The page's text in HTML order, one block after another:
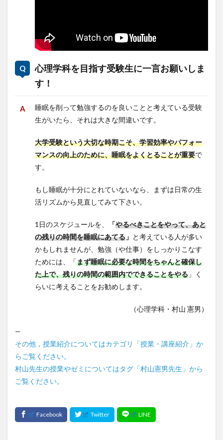
心理学科を目指す受験生に一言お願いしま
す！
睡眠を削って勉強するのを良いことと考えている受験
生がいたら、それは大きな間違いです。
大学受験という大切な時期こそ、学習効率やパフォー
マンスの向上のために、睡眠をよくとることが重要で
す。
もし睡眠が十分にとれていないなら、まずは日常の生
活リズムから見直してみて下さい。
1日のスケジュールを、 「やるべきことをやって、あと
の残りの時間を睡眠にあてる 」 と考えている人が多い
かもしれませんが、勉強（や仕事）をしっかりこなす
ためには、「まず睡眠に必要な時間をちゃんと確保し
た上で、残りの時間の範囲内でできることをやる 」く
らいに考えることをお勧めします。
（心理学科・村山 憲男）
—
その他，授業紹介についてはカテゴリ「授業・講座紹介」か
らご覧ください。
村山先生の授業やゼミについてはタグ「村山憲男先生」から
ご覧ください。